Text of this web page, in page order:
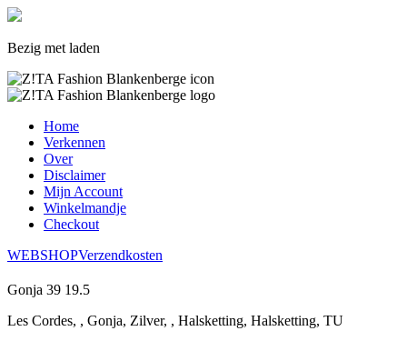
Bezig met laden
Home
Verkennen
Over
Disclaimer
Mijn Account
Winkelmandje
Checkout
WEBSHOPVerzendkosten
Gonja 39 19.5
Les Cordes, , Gonja, Zilver, , Halsketting, Halsketting, TU